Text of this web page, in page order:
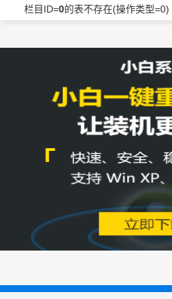
栏目ID=0的表不存在(操作类型=0)